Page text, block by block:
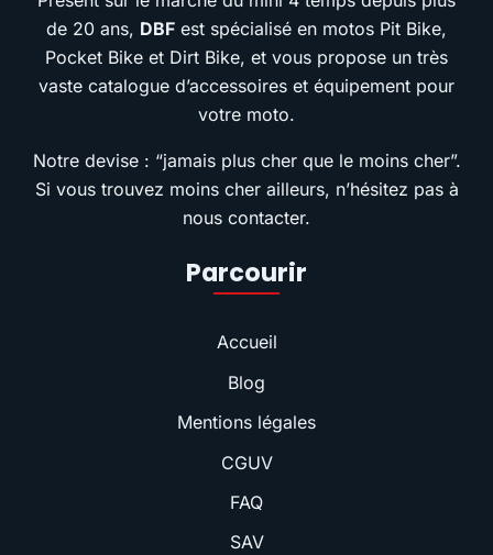
de 20 ans, DBF est spécialisé en motos Pit Bike,
Pocket Bike et Dirt Bike, et vous propose un très
vaste catalogue d’accessoires et équipement pour
votre moto.
Notre devise : “jamais plus cher que le moins cher”.
Si vous trouvez moins cher ailleurs, n’hésitez pas à
nous contacter.
Parcourir
Accueil
Blog
Mentions légales
CGUV
FAQ
SAV